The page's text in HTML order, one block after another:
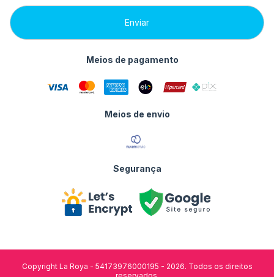
Meios de pagamento
Meios de envio
Segurança
Copyright La Roya - 54173976000195 - 2026. Todos os direitos